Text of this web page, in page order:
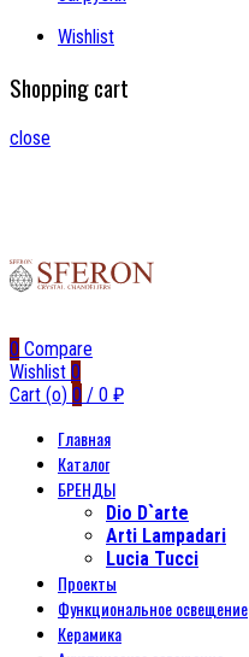
Wishlist
Shopping cart
close
0 Compare
Wishlist 0
Cart (o) 0 / 0 ₽
Главная
Каталог
БРЕНДЫ
Dio D`arte
Arti Lampadari
Lucia Tucci
Проекты
Функциональное освещение
Керамика